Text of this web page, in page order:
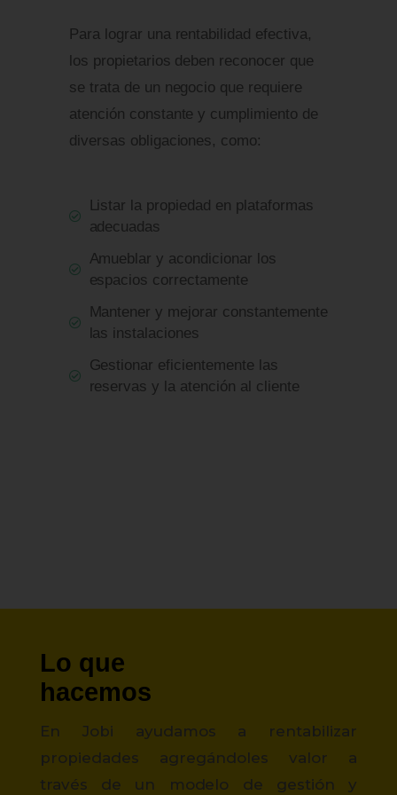
Para lograr una rentabilidad efectiva,
los propietarios deben reconocer que
se trata de un negocio que requiere
atención constante y cumplimiento de
diversas obligaciones, como:
Listar la propiedad en plataformas
adecuadas
Amueblar y acondicionar los
espacios correctamente
Mantener y mejorar constantemente
las instalaciones
Gestionar eficientemente las
reservas y la atención al cliente
Lo que
hacemos
En Jobi ayudamos a rentabilizar
propiedades agregándoles valor a
través de un modelo de gestión y